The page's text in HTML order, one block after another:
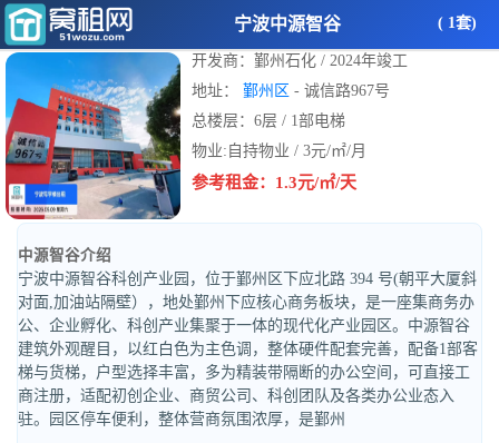
宁波中源智谷 ( 1套)
开发商：鄞州石化 / 2024年竣工
地址： 鄞州区 - 诚信路967号
总楼层：6层 / 1部电梯
物业:自持物业 / 3元/㎡/月
参考租金：1.3元/㎡/天
中源智谷介绍
宁波中源智谷科创产业园，位于鄞州区下应北路 394 号(朝平大厦斜
对面,加油站隔壁），地处鄞州下应核心商务板块，是一座集商务办
公、企业孵化、科创产业集聚于一体的现代化产业园区。中源智谷
建筑外观醒目，以红白色为主色调，整体硬件配套完善，配备1部客
梯与货梯，户型选择丰富，多为精装带隔断的办公空间，可直接工
商注册，适配初创企业、商贸公司、科创团队及各类办公业态入
驻。园区停车便利，整体营商氛围浓厚，是鄞州